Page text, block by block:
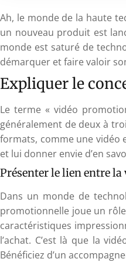
Ah, le monde de la haute
un nouveau produit est
monde est saturé de
démarquer et faire valoir
Expliquer le
Le terme « vidéo
généralement de deux à
formats, comme une vidéo
et lui donner envie d’en
Présenter le lien entre
Dans un monde de
promotionnelle joue un
caractéristiques
l’achat. C’est là que la
Bénéficiez d’un